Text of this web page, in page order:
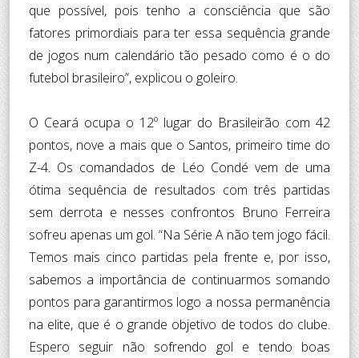
que possível, pois tenho a consciência que são
fatores primordiais para ter essa sequência grande
de jogos num calendário tão pesado como é o do
futebol brasileiro”, explicou o goleiro.
O Ceará ocupa o 12º lugar do Brasileirão com 42
pontos, nove a mais que o Santos, primeiro time do
Z-4. Os comandados de Léo Condé vem de uma
ótima sequência de resultados com três partidas
sem derrota e nesses confrontos Bruno Ferreira
sofreu apenas um gol. “Na Série A não tem jogo fácil.
Temos mais cinco partidas pela frente e, por isso,
sabemos a importância de continuarmos somando
pontos para garantirmos logo a nossa permanência
na elite, que é o grande objetivo de todos do clube.
Espero seguir não sofrendo gol e tendo boas